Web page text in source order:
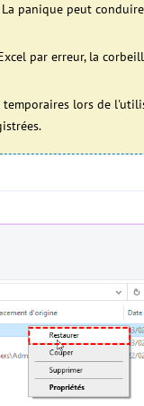
panique peut
par erreur, la
temporaires lors de